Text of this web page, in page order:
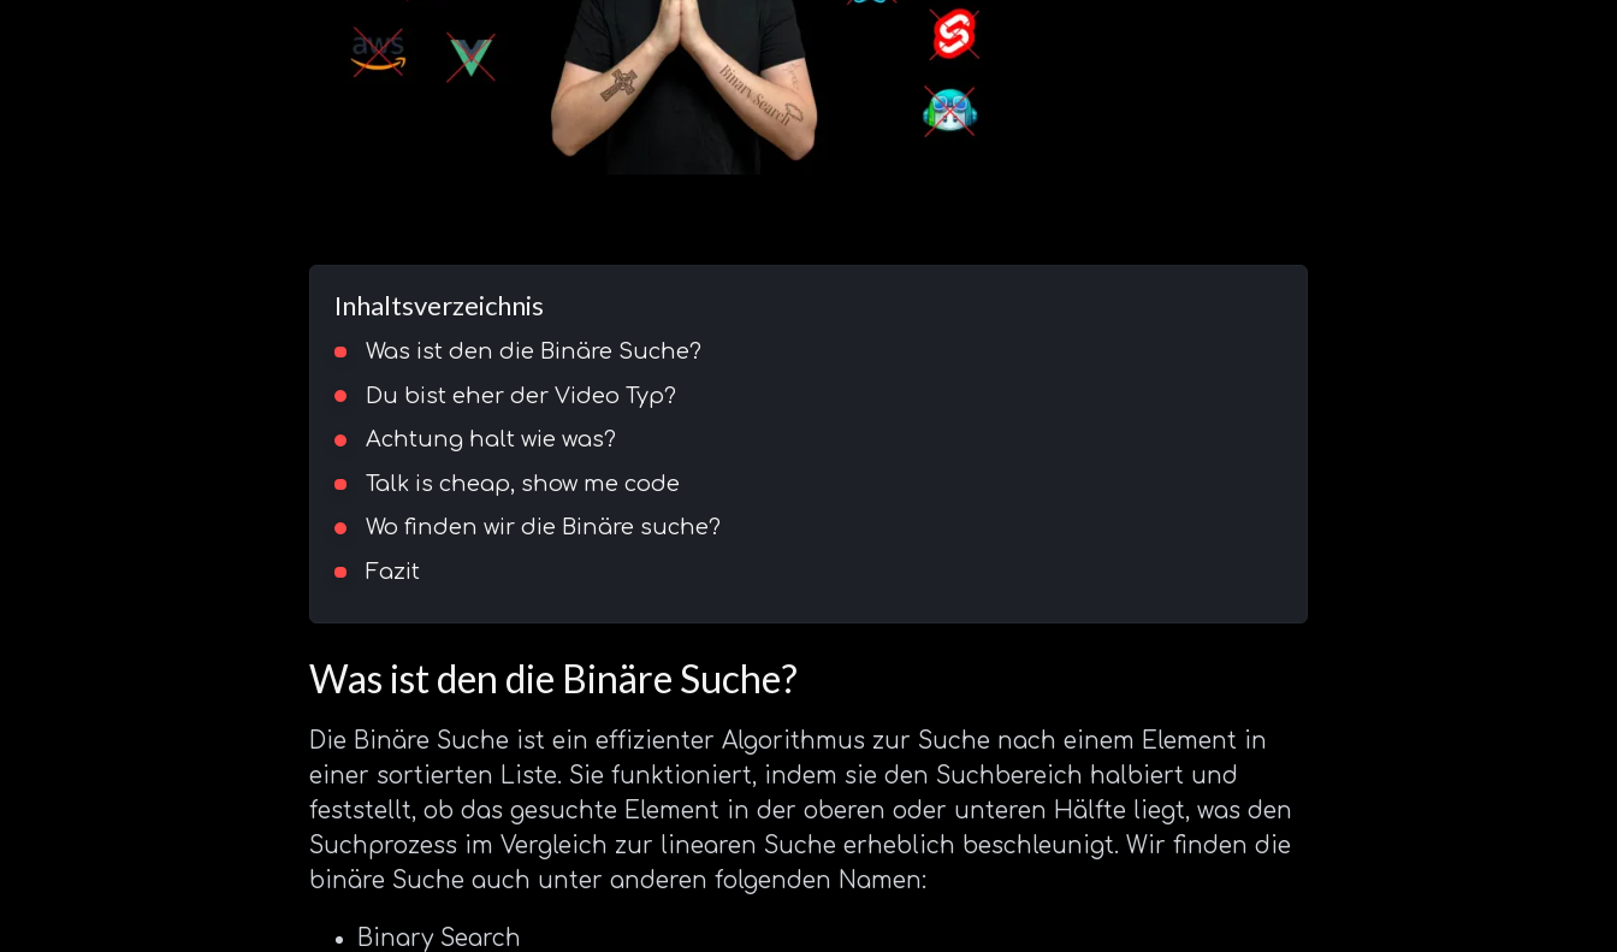
Inhaltsverzeichnis
Was ist den die Binäre Suche?
Du bist eher der Video Typ?
Achtung halt wie was?
Talk is cheap, show me code
Wo finden wir die Binäre suche?
Fazit
Was ist den die Binäre Suche?
Die Binäre Suche ist ein effizienter Algorithmus zur Suche nach einem Element in
einer sortierten Liste. Sie funktioniert, indem sie den Suchbereich halbiert und
feststellt, ob das gesuchte Element in der oberen oder unteren Hälfte liegt, was den
Suchprozess im Vergleich zur linearen Suche erheblich beschleunigt. Wir finden die
binäre Suche auch unter anderen folgenden Namen:
Binary Search